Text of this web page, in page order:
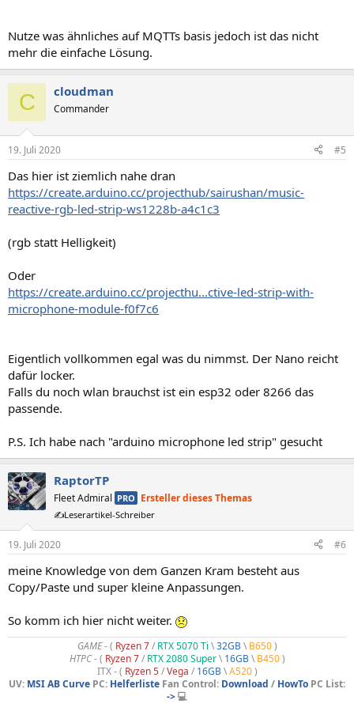
Nutze was ähnliches auf MQTTs basis jedoch ist das nicht
mehr die einfache Lösung.
C cloudman
Commander
19. Juli 2020 #5
Das hier ist ziemlich nahe dran
https://create.arduino.cc/projecthub/sairushan/music-
reactive-rgb-led-strip-ws1228b-a4c1c3
(rgb statt Helligkeit)
Oder
https://create.arduino.cc/projecthu...ctive-led-strip-with-
microphone-module-f0f7c6
Eigentlich vollkommen egal was du nimmst. Der Nano reicht
dafür locker.
Falls du noch wlan brauchst ist ein esp32 oder 8266 das
passende.
P.S. Ich habe nach "arduino microphone led strip" gesucht
RaptorTP
Fleet Admiral PRO Ersteller dieses Themas
✍️Leserartikel-Schreiber
19. Juli 2020 #6
meine Knowledge von dem Ganzen Kram besteht aus
Copy/Paste und super kleine Anpassungen.
So komm ich hier nicht weiter.
GAME- ( Ryzen 7/ RTX 5070 Ti \32GB\ B650)
HTPC -( Ryzen 7/ RTX 2080 Super\ 16GB\ B450)
ITX - ( Ryzen 5/Vega / 16GB\A520)
UV: MSI AB Curve PC: Helferliste Fan Control: Download / HowTo PC List:
->💻